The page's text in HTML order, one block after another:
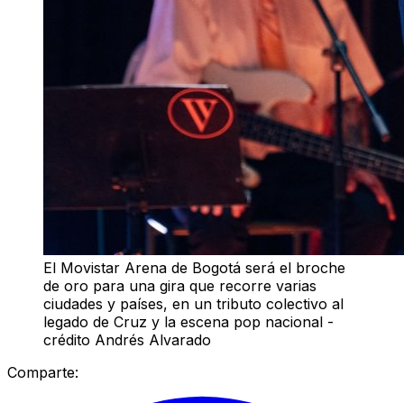
El Movistar Arena de Bogotá será el broche
de oro para una gira que recorre varias
ciudades y países, en un tributo colectivo al
legado de Cruz y la escena pop nacional -
crédito Andrés Alvarado
Comparte: